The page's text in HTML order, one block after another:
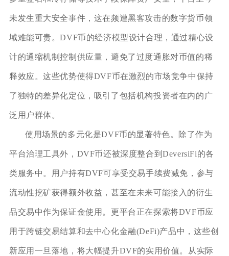
未发生重大安全事件，这在频遭黑客攻击的数字货币领
域难能可贵。DVF币的经济模型设计合理，通过精心设
计的通缩机制控制供应量，避免了过度通胀对币值的稀
释效应。这些优势使得DVF币在激烈的市场竞争中保持
了独特的差异化定位，吸引了包括机构投资者在内的广
泛用户群体。
使用场景的多元化是DVF币的显著特色。除了作为
平台治理工具外，DVF币还被深度整合到DeversiFi的各
类服务中。用户持有DVF可享受交易手续费减免，参与
流动性挖矿获得额外收益，甚至在未来可能接入的衍生
品交易中作为保证金使用。更平台正在探索将DVF币应
用于跨链交易结算和去中心化金融(DeFi)产品中，这些创
新应用一旦落地，将大幅提升DVF的实用价值。从实际